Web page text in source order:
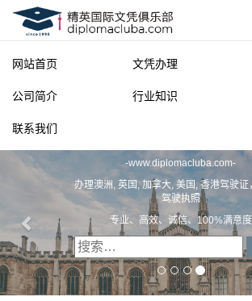
网站首页 文凭办理
公司简介 行业知识
联系我们
www.diplomacluba.com-
办理澳洲, 英国, 加拿大, 美国, 香港驾驶证，驾照，
驾驶执照
专业、高效、诚信、100%满意度